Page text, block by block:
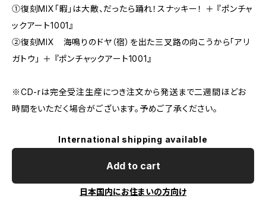
①復刻MIX「暇」は大敵、だったら踊れ！スナッキー！ ＋ 『ポンチャ
ックアート1001』
②復刻MIX 海鳴りのドヤ（宿）を出た三叉路の向こうから「アリ
ガトウ」 ＋ 『ポンチャックアート1001』
※CD-rは完全受注生産につき注文から発送まで二週間ほどお
時間をいただく場合がございます。予めご了承ください。
International shipping available
Add to cart
日本国内にお住まいの方向け